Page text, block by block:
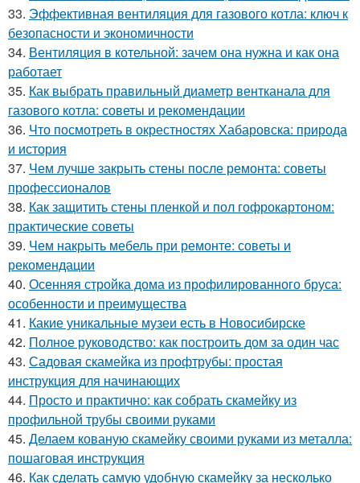
33. Эффективная вентиляция для газового котла: ключ к
безопасности и экономичности
34. Вентиляция в котельной: зачем она нужна и как она
работает
35. Как выбрать правильный диаметр вентканала для
газового котла: советы и рекомендации
36. Что посмотреть в окрестностях Хабаровска: природа
и история
37. Чем лучше закрыть стены после ремонта: советы
профессионалов
38. Как защитить стены пленкой и пол гофрокартоном:
практические советы
39. Чем накрыть мебель при ремонте: советы и
рекомендации
40. Осенняя стройка дома из профилированного бруса:
особенности и преимущества
41. Какие уникальные музеи есть в Новосибирске
42. Полное руководство: как построить дом за один час
43. Садовая скамейка из профтрубы: простая
инструкция для начинающих
44. Просто и практично: как собрать скамейку из
профильной трубы своими руками
45. Делаем кованую скамейку своими руками из металла:
пошаговая инструкция
46. Как сделать самую удобную скамейку за несколько